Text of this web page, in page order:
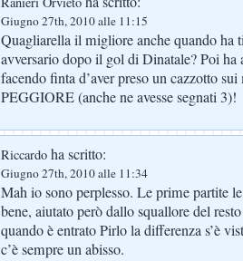
Giugno 27th, 2010 alle 11:15
Quagliarella il migliore anche quando ha
avversario dopo il gol di Dinatale? Poi
facendo finta d’aver preso un cazzotto
PEGGIORE (anche ne avesse segnati 3)!
Riccardo ha scritto:
Giugno 27th, 2010 alle 11:34
Mah io sono perplesso. Le prime partite
bene, aiutato però dallo squallore del
quando è entrato Pirlo la differenza s’è
c’è sempre un abisso.